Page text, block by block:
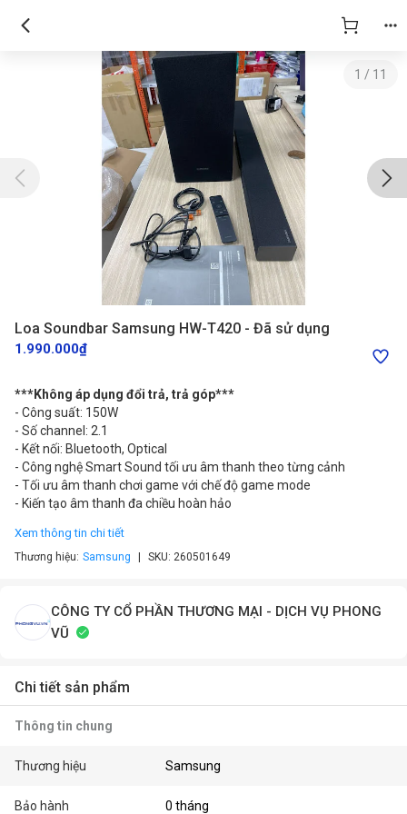
1 / 11
Loa Soundbar Samsung HW-T420 - Đã sử dụng
1.990.000₫
***Không áp dụng đổi trả, trả góp***
- Công suất: 150W
- Số channel: 2.1
- Kết nối: Bluetooth, Optical
- Công nghệ Smart Sound tối ưu âm thanh theo từng cảnh
- Tối ưu âm thanh chơi game với chế độ game mode
- Kiến tạo âm thanh đa chiều hoàn hảo
Xem thông tin chi tiết
Thương hiệu: Samsung SKU: 260501649
CÔNG TY CỔ PHẦN THƯƠNG MẠI - DỊCH VỤ PHONG
VŨ
Chi tiết sản phẩm
Thông tin chung
Thương hiệu Samsung
Bảo hành 0 tháng